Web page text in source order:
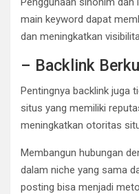
main keyword dapat
dan meningkatkan
– Backlink
Pentingnya backlink juga
situs yang memiliki
meningkatkan otoritas
Membangun hubungan
dalam niche yang sama
posting bisa menjadi